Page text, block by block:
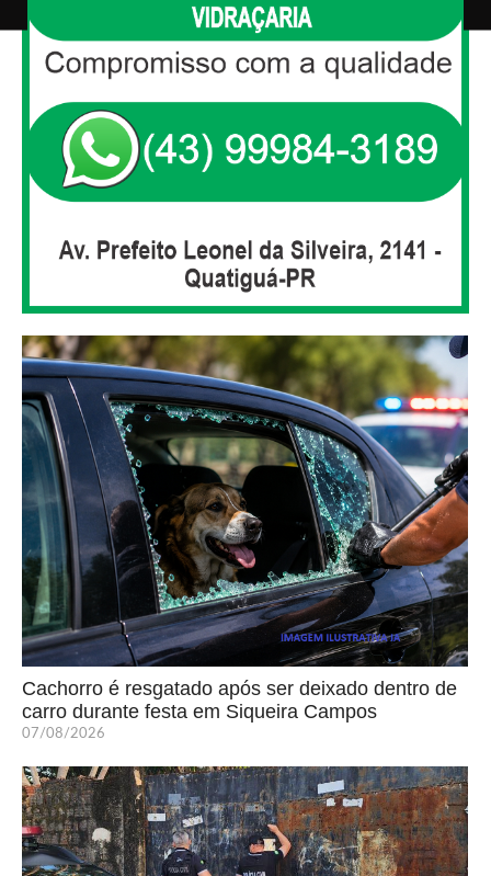
Cachorro é resgatado após ser deixado dentro de
carro durante festa em Siqueira Campos
07/08/2026